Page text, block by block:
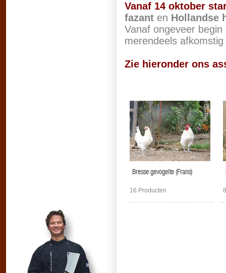
Vanaf 14 oktober
fazant en Hollandse
Vanaf ongeveer
merendeels
Zie hieronder ons
Bresse gevogelte (Frans)
16 Producten